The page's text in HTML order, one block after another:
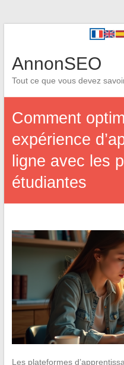
AnnonSEO
Tout ce que vous devez
Comment
expérience
ligne avec les
étudiantes
Les plateformes